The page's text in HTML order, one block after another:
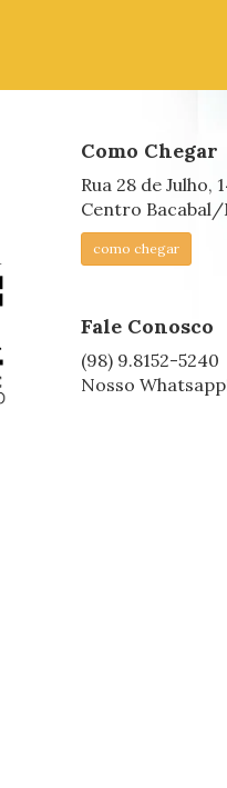
Como Chegar
Rua 28 de Julho,
Centro Bacabal/
como chegar
Fale Conosco
(98) 9.8152-5240
Nosso